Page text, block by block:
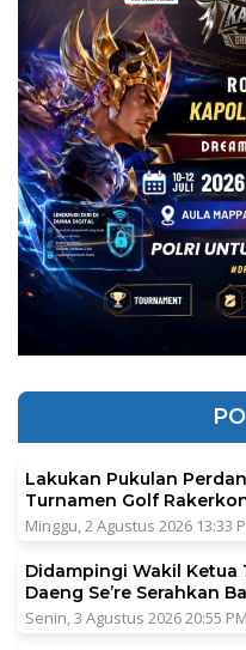
Lakukan Pukulan
Turnamen Golf
Minggu, 2 Agustus 2026 13:33
Didampingi Wakil Ketua
Daeng Se’re Serahkan
Senin, 3 Agustus 2026 20:55 PM